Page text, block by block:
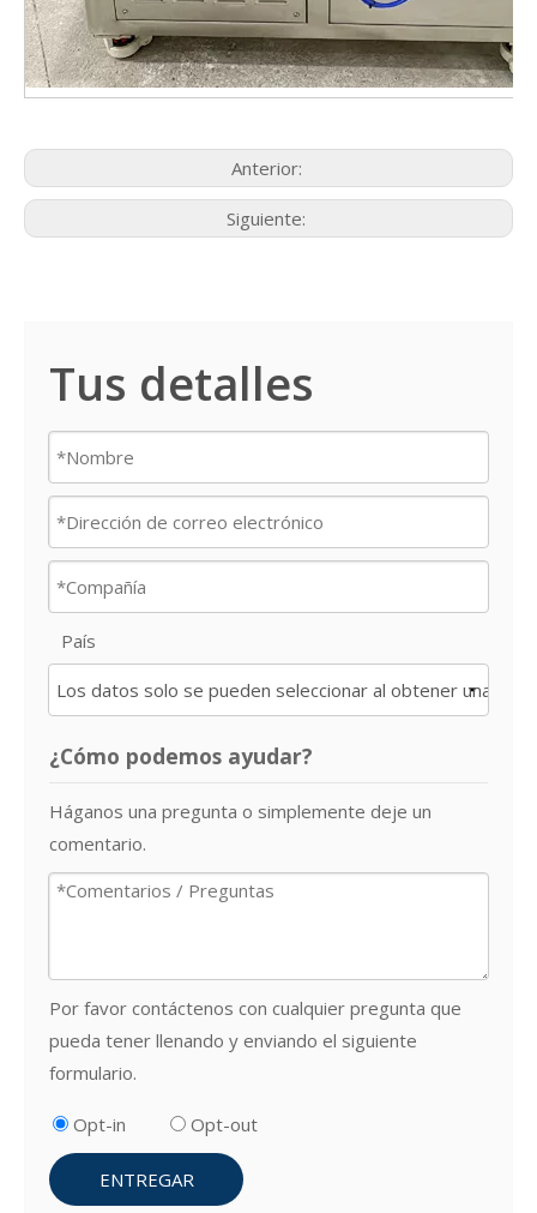
Anterior:
Siguiente:
Tus detalles
País
¿Cómo podemos ayudar?
Háganos una pregunta o simplemente deje un
comentario.
Por favor contáctenos con cualquier pregunta que
pueda tener llenando y enviando el siguiente
formulario.
Opt-in Opt-out
ENTREGAR